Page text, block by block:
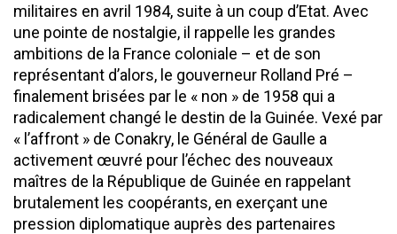
militaires en avril 1984, suite à un coup d’Etat. Avec
une pointe de nostalgie, il rappelle les grandes
ambitions de la France coloniale – et de son
représentant d’alors, le gouverneur Rolland Pré –
finalement brisées par le « non » de 1958 qui a
radicalement changé le destin de la Guinée. Vexé par
« l’affront » de Conakry, le Général de Gaulle a
activement œuvré pour l’échec des nouveaux
maîtres de la République de Guinée en rappelant
brutalement les coopérants, en exerçant une
pression diplomatique auprès des partenaires